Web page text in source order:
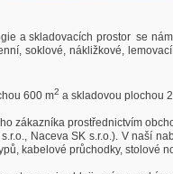
a skladovacích prostor se
soklové, nákližkové,
600 m2 a skladovou plochou
zákazníka prostřednictvím
Naceva SK s.r.o.). V naší
kabelové průchodky, stolové